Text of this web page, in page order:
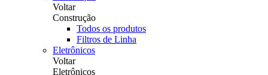
Voltar
Construção
Todos os produtos
Filtros de Linha
Eletrônicos
Voltar
Eletrônicos